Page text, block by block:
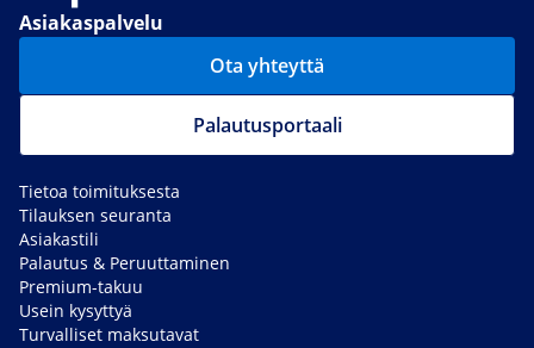
Asiakaspalvelu
Ota yhteyttä
Palautusportaali
Tietoa toimituksesta
Tilauksen seuranta
Asiakastili
Palautus & Peruuttaminen
Premium-takuu
Usein kysyttyä
Turvalliset maksutavat